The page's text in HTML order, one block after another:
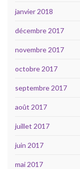
janvier 2018
décembre 2017
novembre 2017
octobre 2017
septembre 2017
août 2017
juillet 2017
juin 2017
mai 2017